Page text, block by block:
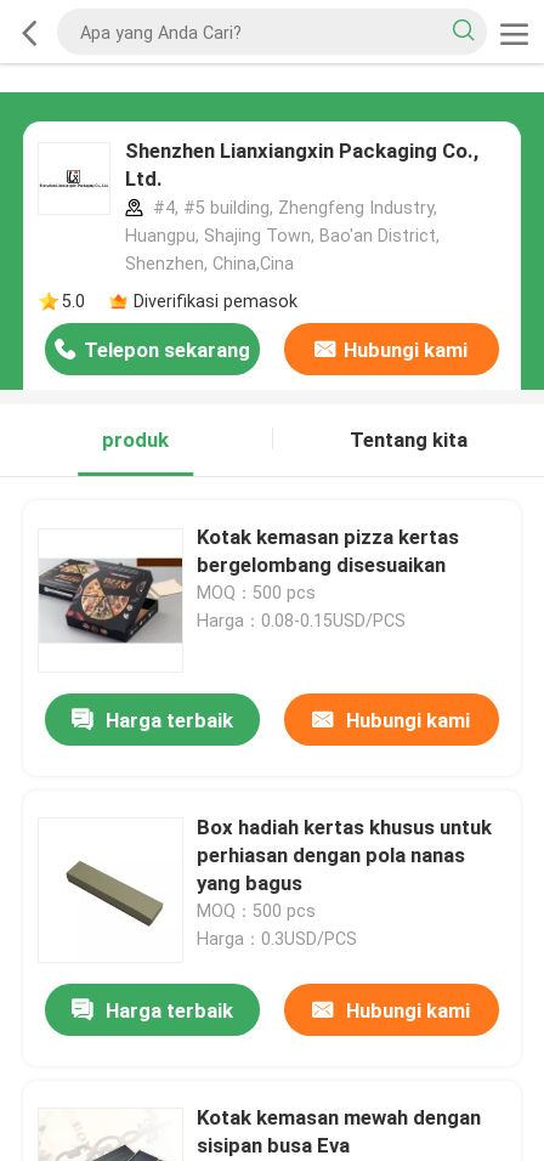
Shenzhen Lianxiangxin Packaging Co.,
Ltd.
#4, #5 building, Zhengfeng Industry,
Huangpu, Shajing Town, Bao'an District,
Shenzhen, China,Cina
5.0
Diverifikasi pemasok
Telepon sekarang Hubungi kami
produk Tentang kita
Kotak kemasan pizza kertas
bergelombang disesuaikan
MOQ：500 pcs
Harga：0.08-0.15USD/PCS
Harga terbaik Hubungi kami
Box hadiah kertas khusus untuk
perhiasan dengan pola nanas
yang bagus
MOQ：500 pcs
Harga：0.3USD/PCS
Harga terbaik Hubungi kami
Kotak kemasan mewah dengan
sisipan busa Eva